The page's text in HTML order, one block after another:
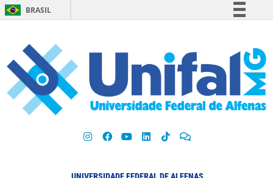
BRASIL
Participe
Acesso à informação
Legislação